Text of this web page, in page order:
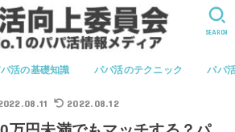
活の基礎知識 パパ活のテクニック パパ
SEARCH
2022.08.12